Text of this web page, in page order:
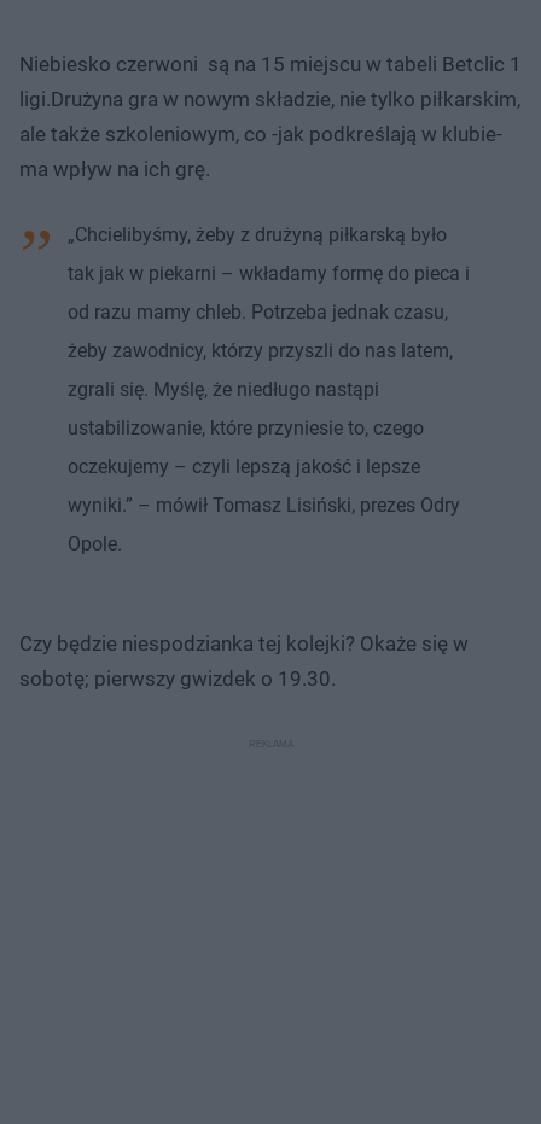
Niebiesko czerwoni są na 15 miejscu w tabeli Betclic 1
ligi.Drużyna gra w nowym składzie, nie tylko piłkarskim,
ale także szkoleniowym, co -jak podkreślają w klubie-
ma wpływ na ich grę.
„Chcielibyśmy, żeby z drużyną piłkarską było
tak jak w piekarni – wkładamy formę do pieca i
od razu mamy chleb. Potrzeba jednak czasu,
żeby zawodnicy, którzy przyszli do nas latem,
zgrali się. Myślę, że niedługo nastąpi
ustabilizowanie, które przyniesie to, czego
oczekujemy – czyli lepszą jakość i lepsze
wyniki.” – mówił Tomasz Lisiński, prezes Odry
Opole.
Czy będzie niespodzianka tej kolejki? Okaże się w
sobotę; pierwszy gwizdek o 19.30.